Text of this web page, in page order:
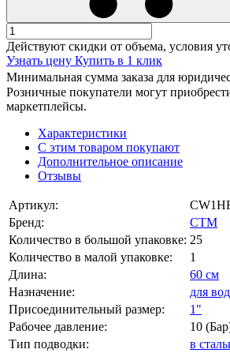
Действуют скидки от объема, условия
Узнать цену Купить в 1 клик
Минимальная сумма заказа для
Розничные покупатели могут
маркетплейсы.
Характеристики
С этим товаром покупают
Дополнительное описание
Отзывы
Артикул:
Бренд:
СТМ
Количество в большой упаковке: 25
Количество в малой упаковке:
1
Длина:
60 см
Назначение:
для
Присоединительный размер:
1"
Рабочее давление:
10
Тип подводки:
в